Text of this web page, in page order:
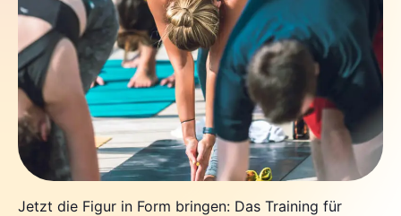
Jetzt die Figur in Form bringen: Das Training für